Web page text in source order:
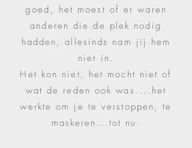
goed, het moest of er waren
anderen die de plek nodig
hadden, allesinds nam jij hem
niet in.
Het kon niet, het mocht niet of
wat de reden ook was....het
werkte om je te verstoppe n, te
maskeren...tot nu.